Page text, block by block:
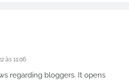
às 11:06
regarding bloggers. It opens